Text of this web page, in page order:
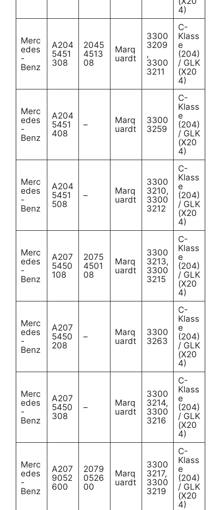
4)
Merc
edes
-
Benz
A204
5451
308
2045
4513
08
Marq
uardt
3300
3209
,
3300
3211
C-
Klass
e
(204)
/ GLK
(X20
4)
Merc
edes
-
Benz
A204
5451
408
–
Marq
uardt
3300
3259
C-
Klass
e
(204)
/ GLK
(X20
4)
Merc
edes
-
Benz
A204
5451
508
–
Marq
uardt
3300
3210,
3300
3212
C-
Klass
e
(204)
/ GLK
(X20
4)
Merc
edes
-
Benz
A207
5450
108
2075
4501
08
Marq
uardt
3300
3213,
3300
3215
C-
Klass
e
(204)
/ GLK
(X20
4)
Merc
edes
-
Benz
A207
5450
208
–
Marq
uardt
3300
3263
C-
Klass
e
(204)
/ GLK
(X20
4)
Merc
edes
-
Benz
A207
5450
308
–
Marq
uardt
3300
3214,
3300
3216
C-
Klass
e
(204)
/ GLK
(X20
4)
Merc
edes
-
Benz
A207
9052
600
2079
0526
00
Marq
uardt
3300
3217,
3300
3219
C-
Klass
e
(204)
/ GLK
(X20
4)